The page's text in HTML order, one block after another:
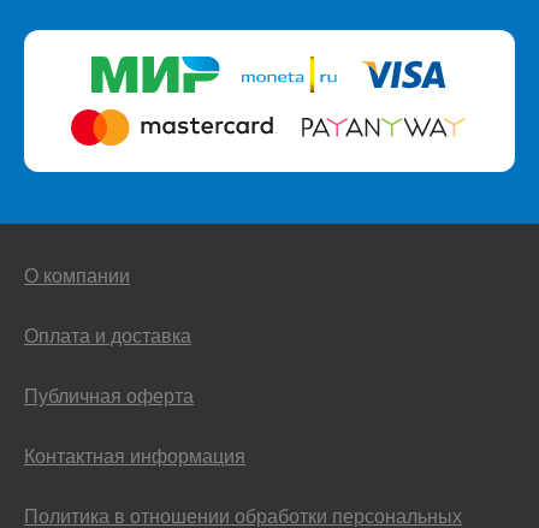
О компании
Оплата и доставка
Публичная оферта
Контактная информация
Политика в отношении обработки персональных